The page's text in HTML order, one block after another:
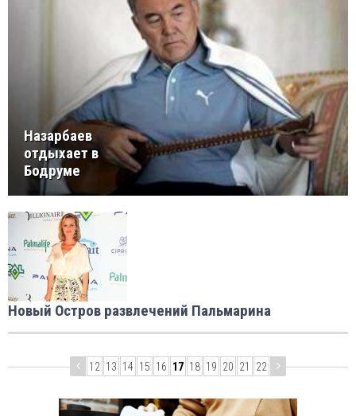
Назарбаев
отдыхает в
Бодруме
Новый Остров развлечений Пальмарина
12 13 14 15 16 17 18 19 20 21 22